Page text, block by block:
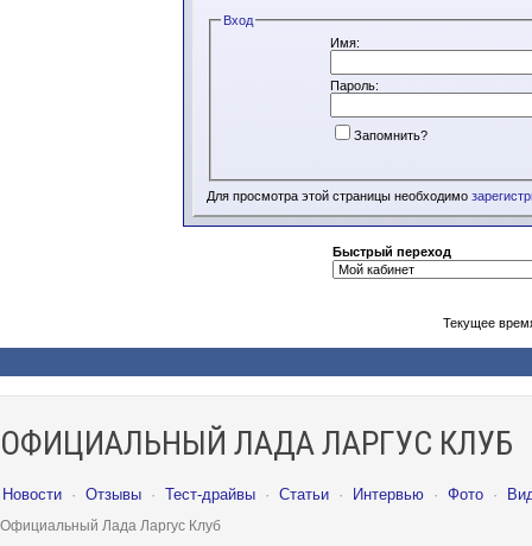
Вход
Имя:
Пароль:
Запомнить?
Для просмотра этой страницы необходимо
Быстрый переход
Текущее
ОФИЦИАЛЬНЫЙ ЛАДА ЛАРГУС КЛУБ
Новости · Отзывы · Тест-драйвы · Статьи · Интервью · Фото ·
Официальный Лада Ларгус Клуб